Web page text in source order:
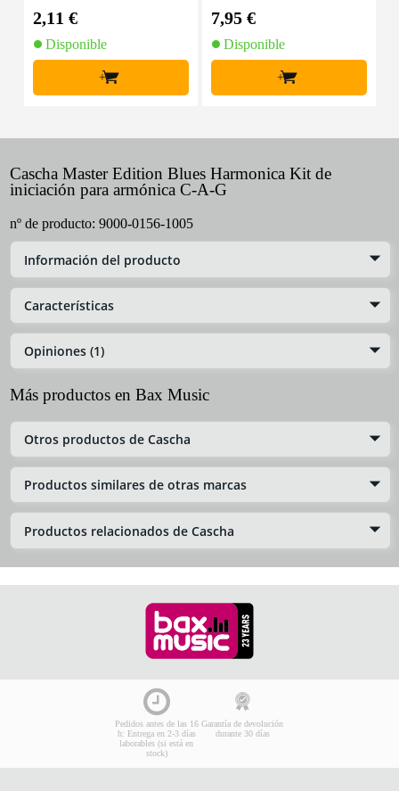
2,11 €
Disponible
+
7,95 €
Disponible
+
Cascha Master Edition Blues Harmonica Kit de
iniciación para armónica C-A-G
nº de producto: 9000-0156-1005
Información del producto
Características
Opiniones (1)
Más productos en Bax Music
Otros productos de Cascha
Productos similares de otras marcas
Productos relacionados de Cascha
Pedidos antes de las 16
h: Entrega en 2-3 días
laborables (si está en
stock)
Garantía de devolución
durante 30 días